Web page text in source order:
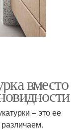
вместо
– это ее